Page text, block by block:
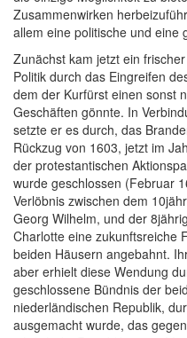
Zusammenwirken
allem eine politische und eine
Zunächst kam jetzt ein
Politik durch das Eingreifen
dem der Kurfürst einen sonst
Geschäften gönnte. In
setzte er es durch, das
Rückzug von 1603, jetzt im
der protestantischen
wurde geschlossen (Februar
Verlöbnis zwischen dem
Georg Wilhelm, und der
Charlotte eine zukunftsreiche
beiden Häusern angebahnt.
aber erhielt diese Wendung
geschlossene Bündnis der
niederländischen Republik,
ausgemacht wurde, das